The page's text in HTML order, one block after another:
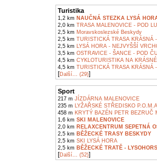
Turistika
1,2 km NAUČNÁ STEZKA LYSÁ
2,0 km TRASA MALENOVICE - POD
2,5 km Moravskoslezské Beskydy
2,5 km TURISTICKÁ TRASA KRÁSNÁ
2,5 km LYSÁ HORA - NEJVYŠŠÍ
3,5 km OSTRAVICE - ŠANCE - POD
4,5 km CYKLOTURISTIKA NA KRÁSNÉ
4,5 km TURISTICKÁ TRASA KRÁSNÁ
[Další... (29)]
Sport
217 m JÍZDÁRNA MALENOVICE
235 m LYŽAŘSKÉ STŘEDISKO
458 m KRYTÝ BAZÉN PETR BEZRUČ
1,6 km SKI MALENOVICE
2,0 km RELAXCENTRUM SEPETNÁ
2,5 km BĚŽECKÉ TRASY BESKYDY
2,5 km SKI LYSÁ HORA
2,5 km BĚŽECKÉ TRATĚ -
[Další... (52)]